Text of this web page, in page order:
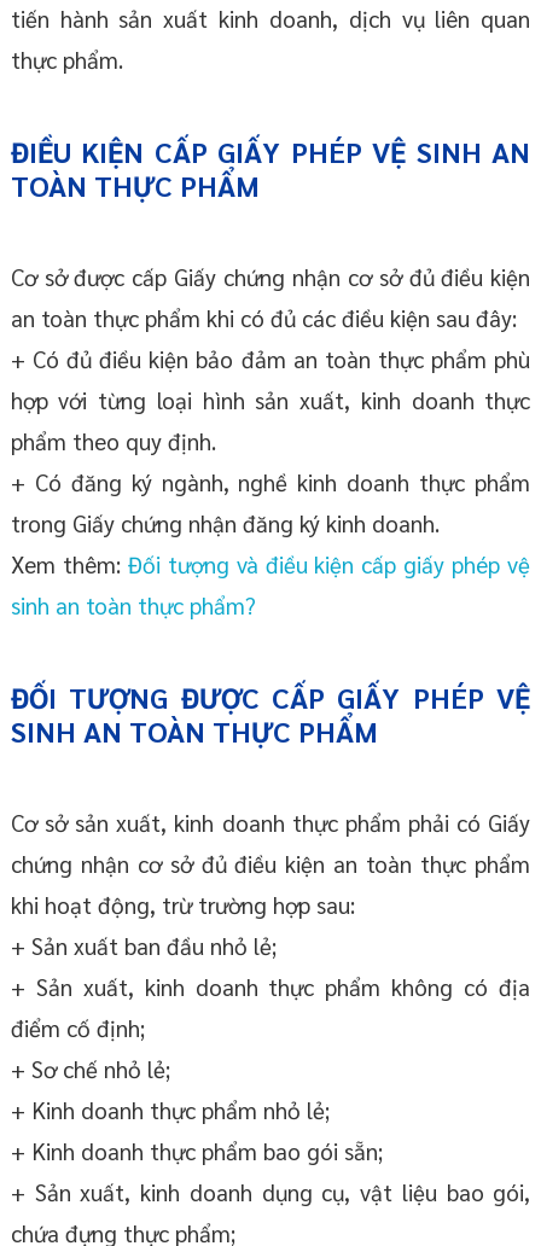
tiến hành sản xuất kinh doanh, dịch vụ liên quan
thực phẩm.
ĐIỀU KIỆN CẤP GIẤY PHÉP VỆ SINH AN
TOÀN THỰC PHẨM
Cơ sở được cấp Giấy chứng nhận cơ sở đủ điều kiện
an toàn thực phẩm khi có đủ các điều kiện sau đây:
+ Có đủ điều kiện bảo đảm an toàn thực phẩm phù
hợp với từng loại hình sản xuất, kinh doanh thực
phẩm theo quy định.
+ Có đăng ký ngành, nghề kinh doanh thực phẩm
trong Giấy chứng nhận đăng ký kinh doanh.
Xem thêm: Đối tượng và điều kiện cấp giấy phép vệ
sinh an toàn thực phẩm?
ĐỐI TƯỢNG ĐƯỢC CẤP GIẤY PHÉP VỆ
SINH AN TOÀN THỰC PHẨM
Cơ sở sản xuất, kinh doanh thực phẩm phải có Giấy
chứng nhận cơ sở đủ điều kiện an toàn thực phẩm
khi hoạt động, trừ trường hợp sau:
+ Sản xuất ban đầu nhỏ lẻ;
+ Sản xuất, kinh doanh thực phẩm không có địa
điểm cố định;
+ Sơ chế nhỏ lẻ;
+ Kinh doanh thực phẩm nhỏ lẻ;
+ Kinh doanh thực phẩm bao gói sẵn;
+ Sản xuất, kinh doanh dụng cụ, vật liệu bao gói,
chứa đựng thực phẩm;